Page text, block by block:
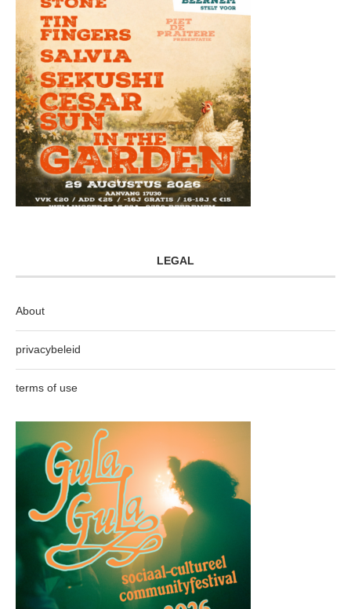
LEGAL
About
privacybeleid
terms of use